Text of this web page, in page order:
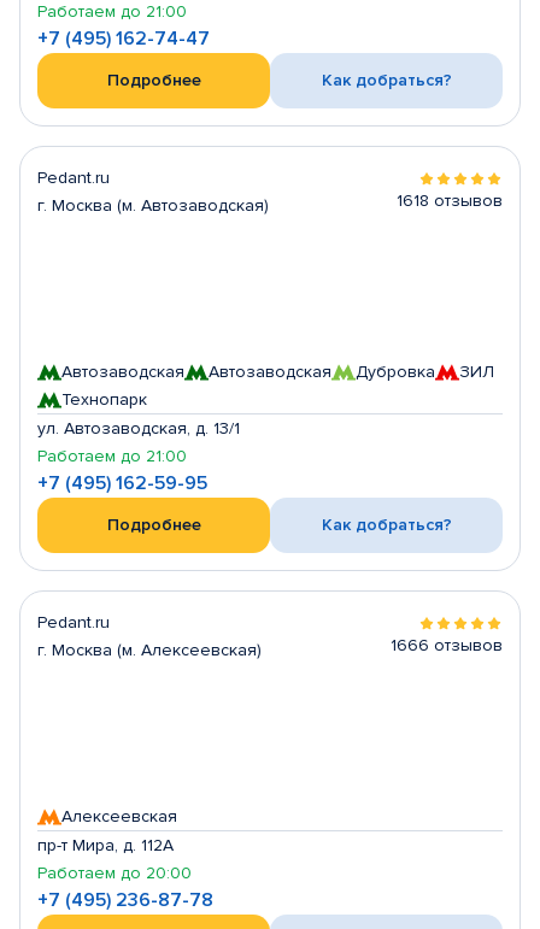
Работаем до 21:00
+7 (495) 162-74-47
Подробнее Как добраться?
Pedant.ru
г. Москва (м. Автозаводская)
1618 отзывов
Автозаводская Автозаводская Дубровка
ЗИЛ
Технопарк
ул. Автозаводская, д. 13/1
Работаем до 21:00
+7 (495) 162-59-95
Подробнее Как добраться?
Pedant.ru
г. Москва (м. Алексеевская)
1666 отзывов
Алексеевская
пр-т Мира, д. 112А
Работаем до 20:00
+7 (495) 236-87-78